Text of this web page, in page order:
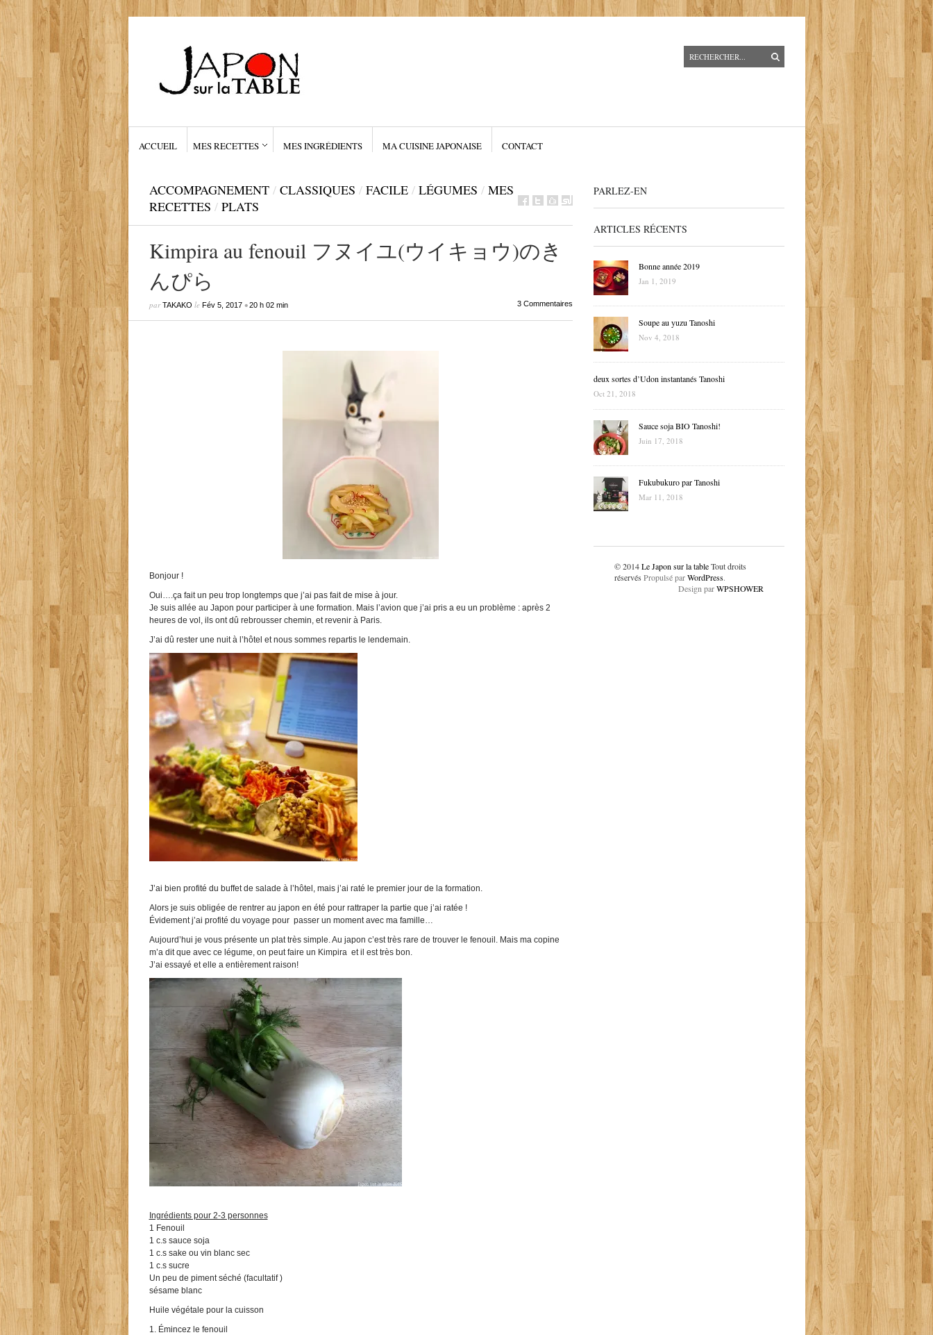
ACCUEIL MES RECETTES MES INGRÉDIENTS MA CUISINE JAPONAISE CONTACT
ACCOMPAGNEMENT / CLASSIQUES / FACILE / LÉGUMES / MES
RECETTES / PLATS
Kimpira au fenouil フヌイユ(ウイキョウ)のき
んぴら
parTAKAKO le Fév 5, 2017•20 h 02 min 3 Commentaires
Bonjour !
Oui….ça fait un peu trop longtemps que j’ai pas fait de mise à jour.
Je suis allée au Japon pour participer à une formation. Mais l’avion que j’ai pris a eu un problème : après 2
heures de vol, ils ont dû rebrousser chemin, et revenir à Paris.
J’ai dû rester une nuit à l’hôtel et nous sommes repartis le lendemain.
J’ai bien profité du buffet de salade à l’hôtel, mais j’ai raté le premier jour de la formation.
Alors je suis obligée de rentrer au japon en été pour rattraper la partie que j’ai ratée !
Évidement j’ai profité du voyage pour passer un moment avec ma famille…
Aujourd’hui je vous présente un plat très simple. Au japon c’est très rare de trouver le fenouil. Mais ma copine
m’a dit que avec ce légume, on peut faire un Kimpira et il est très bon.
J’ai essayé et elle a entièrement raison!
Ingrédients pour 2-3 personnes
1 Fenouil
1 c.s sauce soja
1 c.s sake ou vin blanc sec
1 c.s sucre
Un peu de piment séché (facultatif )
sésame blanc
Huile végétale pour la cuisson
1. Émincez le fenouil
PARLEZ-EN
ARTICLES RÉCENTS
Bonne année 2019
Jan 1, 2019
Soupe au yuzu Tanoshi
Nov 4, 2018
deux sortes d’Udon instantanés Tanoshi
Oct 21, 2018
Sauce soja BIO Tanoshi!
Juin 17, 2018
Fukubukuro par Tanoshi
Mar 11, 2018
© 2014Le Japon sur la tableTout droits
réservés Propulsé parWordPress.
Design parWPSHOWER